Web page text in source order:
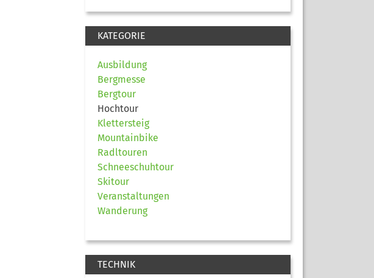
KATEGORIE
Ausbildung
Bergmesse
Bergtour
Hochtour
Klettersteig
Mountainbike
Radltouren
Schneeschuhtour
Skitour
Veranstaltungen
Wanderung
TECHNIK